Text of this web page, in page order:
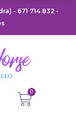
- 671 714 832 -